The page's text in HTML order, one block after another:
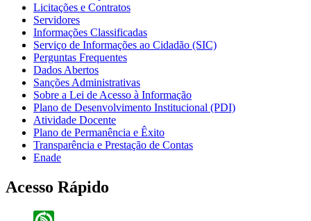
Licitações e Contratos
Servidores
Informações Classificadas
Serviço de Informações ao Cidadão (SIC)
Perguntas Frequentes
Dados Abertos
Sanções Administrativas
Sobre a Lei de Acesso à Informação
Plano de Desenvolvimento Institucional (PDI)
Atividade Docente
Plano de Permanência e Êxito
Transparência e Prestação de Contas
Enade
Acesso Rápido